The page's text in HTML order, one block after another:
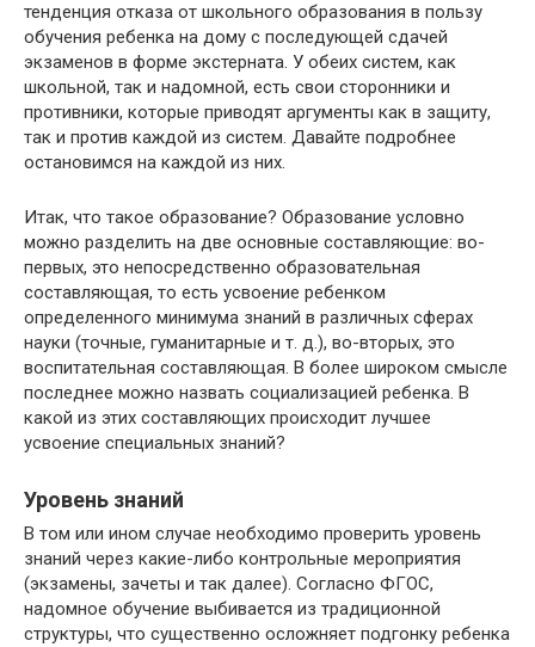
тенденция отказа от школьного образования в пользу
обучения ребенка на дому с последующей сдачей
экзаменов в форме экстерната. У обеих систем, как
школьной, так и надомной, есть свои сторонники и
противники, которые приводят аргументы как в защиту,
так и против каждой из систем. Давайте подробнее
остановимся на каждой из них.
Итак, что такое образование? Образование условно
можно разделить на две основные составляющие: во-
первых, это непосредственно образовательная
составляющая, то есть усвоение ребенком
определенного минимума знаний в различных сферах
науки (точные, гуманитарные и т. д.), во-вторых, это
воспитательная составляющая. В более широком смысле
последнее можно назвать социализацией ребенка. В
какой из этих составляющих происходит лучшее
усвоение специальных знаний?
Уровень знаний
В том или ином случае необходимо проверить уровень
знаний через какие-либо контрольные мероприятия
(экзамены, зачеты и так далее). Согласно ФГОС,
надомное обучение выбивается из традиционной
структуры, что существенно осложняет подгонку ребенка